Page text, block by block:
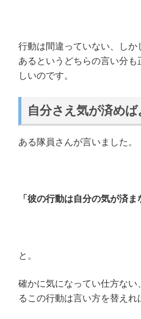
行動は間違っていない、しか
あるというどちらの言い分
しいのです。
自分さえ気が済めば
ある隊員さんが言いました。
「彼の行動は自分の気が済ま
と。
確かに気になってい仕方な
るこの行動は言い方を替えれ